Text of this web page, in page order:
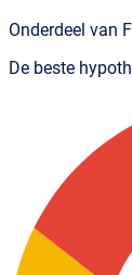
Onderdeel van
De beste